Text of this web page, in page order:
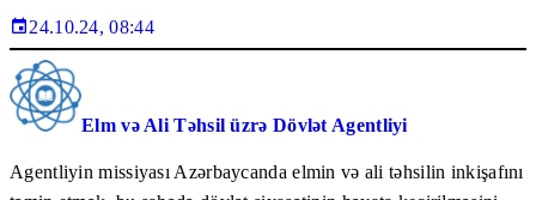
24.10.24, 08:44
Elm və Ali Təhsil üzrə Dövlət Agentliyi
Agentliyin missiyası Azərbaycanda elmin və ali təhsilin inkişafını